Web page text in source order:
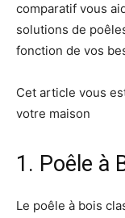
comparatif vous
solutions de
fonction de vos
Cet article vous
votre maison
1. Poêle à
Le poêle à bois